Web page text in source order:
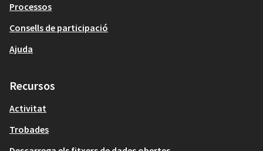
Processos
Consells de participació
Ajuda
Recursos
Activitat
Trobades